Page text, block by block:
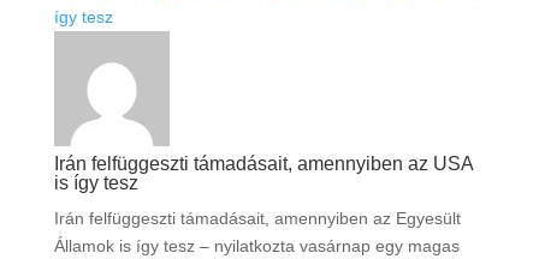
Irán felfüggeszti támadásait, amennyiben az USA
is így tesz
Irán felfüggeszti támadásait, amennyiben az Egyesült
Államok is így tesz – nyilatkozta vasárnap egy magas